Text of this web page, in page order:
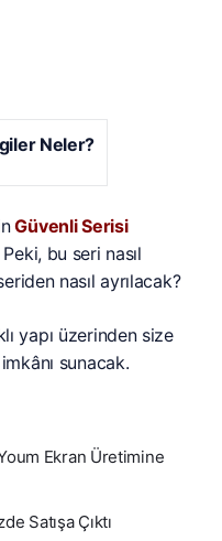
Neler?
Güvenli Serisi
bu seri nasıl
nasıl ayrılacak?
yapı üzerinden size
sunacak.
Ekran Üretimine
Satışa Çıktı